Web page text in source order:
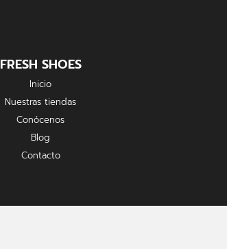
FRESH SHOES
Inicio
Nuestras tiendas
Conócenos
Blog
Contacto